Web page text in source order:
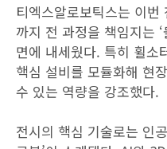
티엑스알로보틱스는 이
까지 전 과정을 책임지는
면에 내세웠다. 특히 휠소
핵심 설비를 모듈화해 현
수 있는 역량을 강조했다.
전시의 핵심 기술로는 인